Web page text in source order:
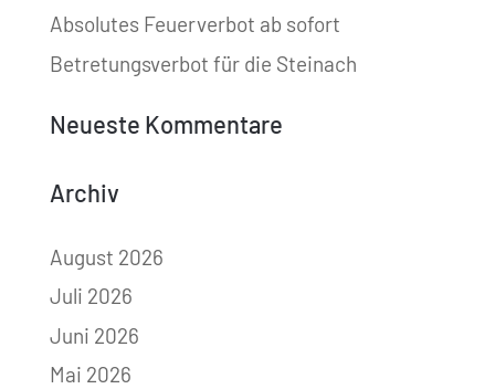
Absolutes Feuerverbot ab sofort
Betretungsverbot für die Steinach
Neueste Kommentare
Archiv
August 2026
Juli 2026
Juni 2026
Mai 2026